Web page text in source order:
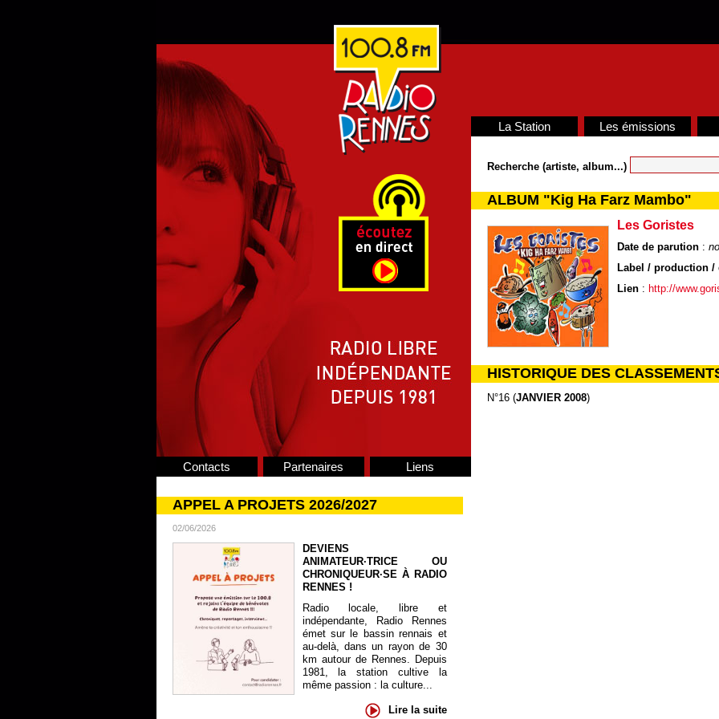
Contacts Partenaires Liens
APPEL A PROJETS 2026/2027
02/06/2026
DEVIENS
ANIMATEUR·TRICE OU
CHRONIQUEUR·SE À RADIO
RENNES !
Radio locale, libre et
indépendante, Radio Rennes
émet sur le bassin rennais et
au-delà, dans un rayon de 30
km autour de Rennes. Depuis
1981, la station cultive la
même passion : la culture...
Lire la suite
La Station Les émissions
Recherche (artiste, album...)
ALBUM "Kig Ha Farz Mambo"
Les Goristes
Date de parution:
Label / production
Lien: http://
HISTORIQUE DES
N°16 (JANVIER 2008)